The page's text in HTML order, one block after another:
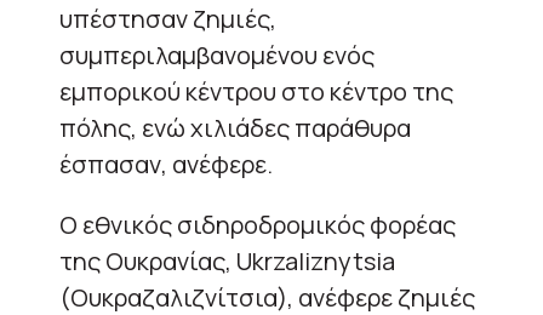
υπέστησαν ζημιές,
συμπεριλαμβανομένου ενός
εμπορικού κέντρου στο κέντρο της
πόλης, ενώ χιλιάδες παράθυρα
έσπασαν, ανέφερε.
Ο εθνικός σιδηροδρομικός φορέας
της Ουκρανίας, Ukrzaliznytsia
(Ουκραζαλιζνίτσια), ανέφερε ζημιές